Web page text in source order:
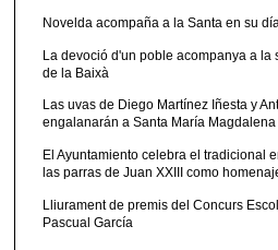
Novelda acompaña a la Santa en su
La devoció d'un poble acompanya a la
de la Baixà
Las uvas de Diego Martínez Iñesta y
engalanarán a Santa María
El Ayuntamiento celebra el tradicional
las parras de Juan XXIII como
Lliurament de premis del Concurs
Pascual García